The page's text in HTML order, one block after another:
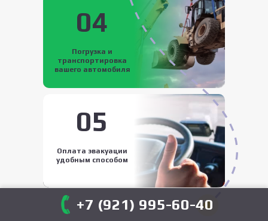
04
Погрузка и
транспортировка
вашего автомобиля
05
Оплата эвакуации
удобным способом
+7 (921) 995-60-40